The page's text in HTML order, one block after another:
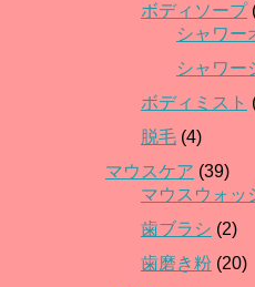
ボディソープ
シャワー
シャワー
ボディミスト
脱毛 (4)
マウスケア (39)
マウスウォッ
歯ブラシ (2)
歯磨き粉 (20)